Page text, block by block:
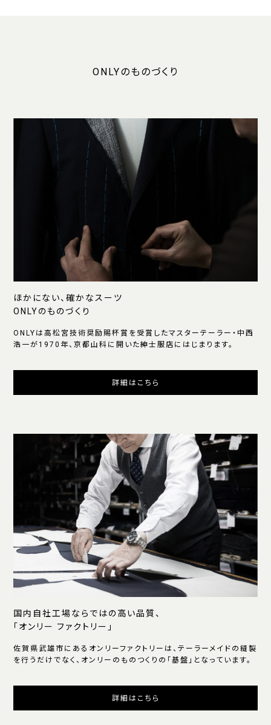
ONLYのものづくり
ほかにない、確かなスーツ
ONLYのものづくり
ONLYは高松宮技術奨励賜杯賞を受賞したマスターテーラー・中西
浩一が1970年、京都山科に開いた紳士服店にはじまります。
詳細はこちら
国内自社工場ならではの高い品質、
「オンリー ファクトリー」
佐賀県武雄市にあるオンリーファクトリーは、テーラーメイドの縫製
を行うだけでなく、オンリーのものつくりの「基盤」となっています。
詳細はこちら